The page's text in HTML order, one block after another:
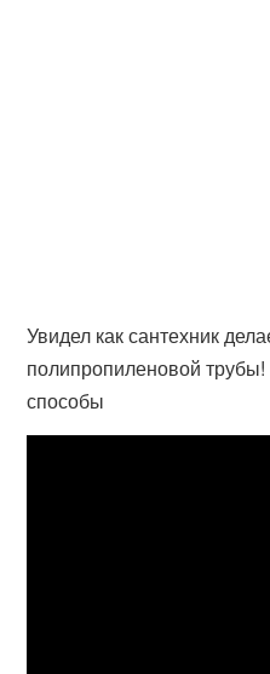
Увидел как сантехник
полипропиленовой
способы